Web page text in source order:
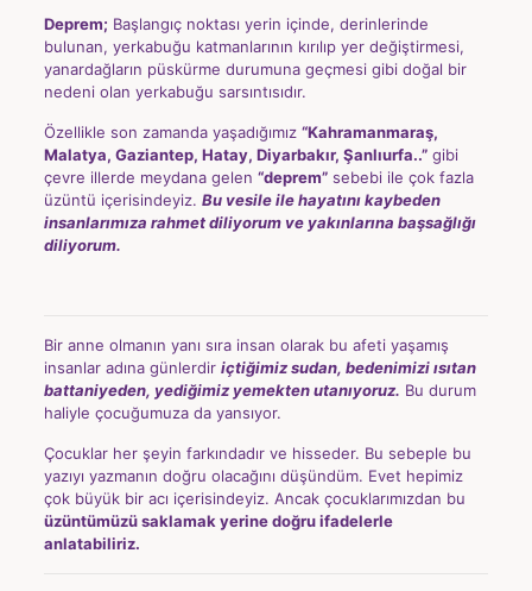
Deprem; Başlangıç noktası yerin içinde, derinlerinde
bulunan, yerkabuğu katmanlarının kırılıp yer değiştirmesi,
yanardağların püskürme durumuna geçmesi gibi doğal bir
nedeni olan yerkabuğu sarsıntısıdır.
Özellikle son zamanda yaşadığımız “Kahramanmaraş,
Malatya, Gaziantep, Hatay, Diyarbakır, Şanlıurfa..”gibi
çevre illerde meydana gelen “deprem”sebebi ile çok fazla
üzüntü içerisindeyiz. Bu vesile ile hayatını kaybeden
insanlarımıza rahmet diliyorum ve yakınlarına başsağlığı
diliyorum.
Bir anne olmanın yanı sıra insan olarak bu afeti yaşamış
insanlar adına günlerdir içtiğimiz sudan, bedenimizi ısıtan
battaniyeden, yediğimiz yemekten utanıyoruz. Bu durum
haliyle çocuğumuza da yansıyor.
Çocuklar her şeyin farkındadır ve hisseder. Bu sebeple bu
yazıyı yazmanın doğru olacağını düşündüm. Evet hepimiz
çok büyük bir acı içerisindeyiz. Ancak çocuklarımızdan bu
üzüntümüzü saklamak yerine doğru ifadelerle
anlatabiliriz.